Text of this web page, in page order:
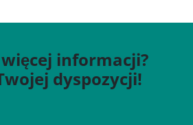
informacji?
dyspozycji!